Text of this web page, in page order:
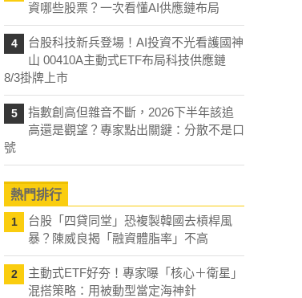
資哪些股票？一次看懂AI供應鏈布局
4
台股科技新兵登場！AI投資不光看護國神
山 00410A主動式ETF布局科技供應鏈
8/3掛牌上市
5
指數創高但雜音不斷，2026下半年該追
高還是觀望？專家點出關鍵：分散不是口
號
熱門排行
1
台股「四貸同堂」恐複製韓國去槓桿風
暴？陳威良揭「融資體脂率」不高
2
主動式ETF好夯！專家曝「核心＋衛星」
混搭策略：用被動型當定海神針